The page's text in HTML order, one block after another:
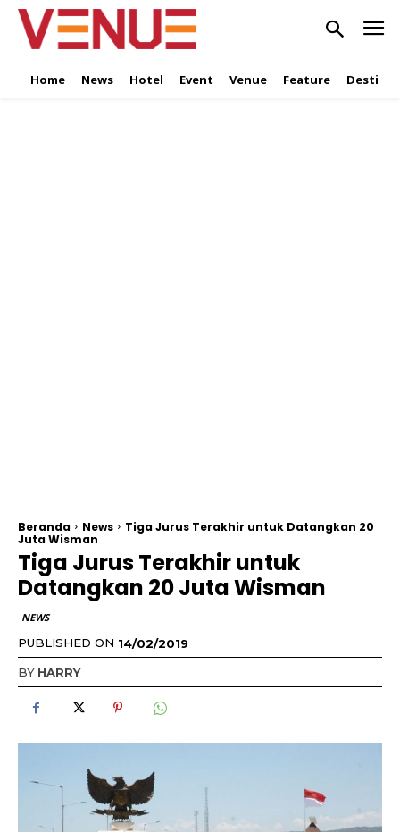
Home News Hotel Event Venue Feature
Beranda News
Tiga Jurus Terakhir untuk Datangkan 20
Juta Wisman
Tiga Jurus Terakhir untuk
Datangkan 20 Juta Wisman
NEWS
PUBLISHED ON 14/02/2019
BY HARRY